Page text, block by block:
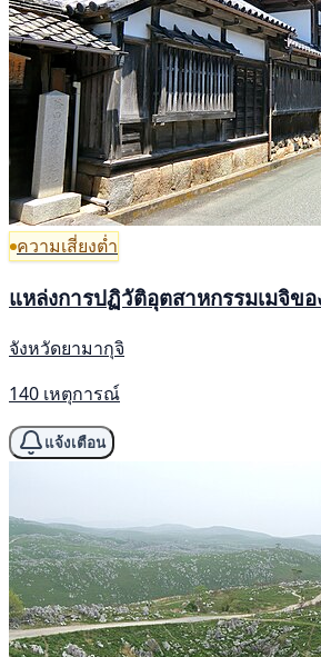
ความเสี่ยงต่ำ
แหล่งการปฏิวัติอุตสาหกรรมเมจิข
จังหวัดยามากุจิ
140 เหตุการณ์
แจ้งเตือน